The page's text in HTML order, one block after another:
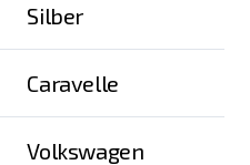
Silber
Caravelle
Volkswagen